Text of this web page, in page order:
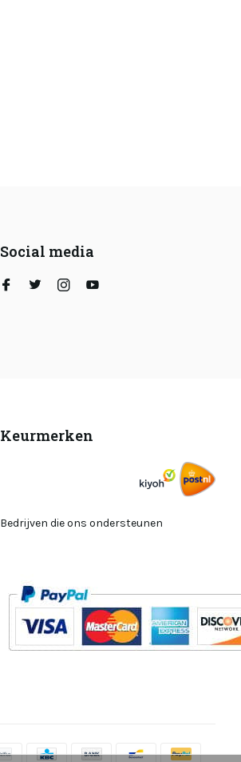
Social media
Keurmerken
Bedrijven die ons ondersteunen